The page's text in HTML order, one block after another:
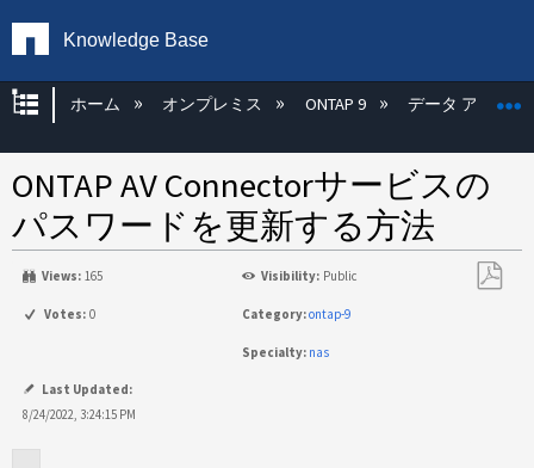
Knowledge Base
グローバル階層を展開/折りたたむ
ホーム オンプレミス ONTAP 9 データ アクセス
ONTAP AV Connectorサービスの
パスワードを更新する方法
Views: 165 Visibility: Public
Votes: 0 Category:ontap-9
Specialty: nas
Last Updated:
8/24/2022, 3:24:15 PM